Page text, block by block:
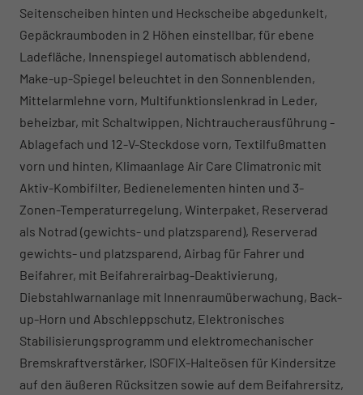
Seitenscheiben hinten und Heckscheibe abgedunkelt,
Gepäckraumboden in 2 Höhen einstellbar, für ebene
Ladefläche, Innenspiegel automatisch abblendend,
Make-up-Spiegel beleuchtet in den Sonnenblenden,
Mittelarmlehne vorn, Multifunktionslenkrad in Leder,
beheizbar, mit Schaltwippen, Nichtraucherausführung -
Ablagefach und 12-V-Steckdose vorn, Textilfußmatten
vorn und hinten, Klimaanlage Air Care Climatronic mit
Aktiv-Kombifilter, Bedienelementen hinten und 3-
Zonen-Temperaturregelung, Winterpaket, Reserverad
als Notrad (gewichts- und platzsparend), Reserverad
gewichts- und platzsparend, Airbag für Fahrer und
Beifahrer, mit Beifahrerairbag-Deaktivierung,
Diebstahlwarnanlage mit Innenraumüberwachung, Back-
up-Horn und Abschleppschutz, Elektronisches
Stabilisierungsprogramm und elektromechanischer
Bremskraftverstärker, ISOFIX-Halteösen für Kindersitze
auf den äußeren Rücksitzen sowie auf dem Beifahrersitz,